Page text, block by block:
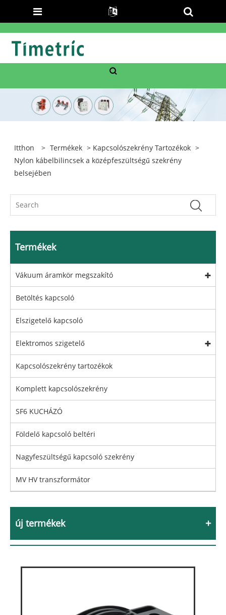
Itthon > Termékek > Kapcsolószekrény Tartozékok >
Nylon kábelbilincsek a középfeszültségű szekrény
belsejében
Termékek
Vákuum áramkör megszakító
Betöltés kapcsoló
Elszigetelő kapcsoló
Elektromos szigetelő
Kapcsolószekrény tartozékok
Komplett kapcsolószekrény
SF6 KUCHÁZÓ
Földelő kapcsoló beltéri
Nagyfeszültségű kapcsoló szekrény
MV HV transzformátor
új termékek